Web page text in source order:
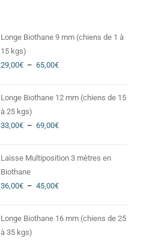
Longe Biothane 9 mm (chiens de 1 à
15 kgs)
29,00€ – 65,00€
Longe Biothane 12 mm (chiens de 15
à 25 kgs)
33,00€ – 69,00€
Laisse Multiposition 3 mètres en
Biothane
36,00€ – 45,00€
Longe Biothane 16 mm (chiens de 25
à 35 kgs)